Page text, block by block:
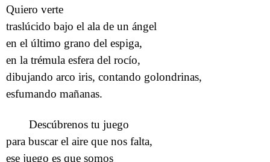
Quiero verte
traslúcido bajo el ala de un ángel
en el último grano del espiga,
en la trémula esfera del rocío,
dibujando arco iris, contando golondrinas,
esfumando mañanas.
Descúbrenos tu juego
para buscar el aire que nos falta,
ese juego es que somos